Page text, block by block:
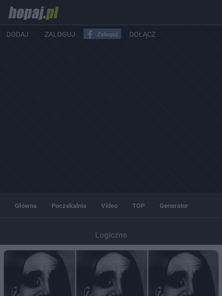
DODAJ ZALOGUJ DOŁĄCZ
Główna Poczekalnia Video TOP Generator
Logiczne